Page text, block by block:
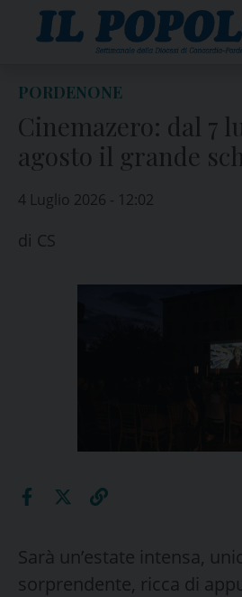
PORDENONE
Cinemazero: dal 7
agosto il grande
4 Luglio 2026 - 12:02
di CS
Sarà un’estate intensa,
sorprendente, ricca di